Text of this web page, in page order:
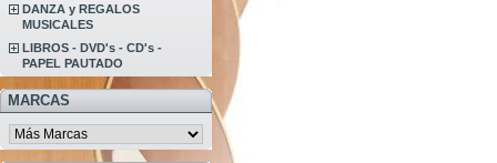
DANZA y REGALOS
MUSICALES
LIBROS - DVD's - CD's -
PAPEL PAUTADO
MARCAS